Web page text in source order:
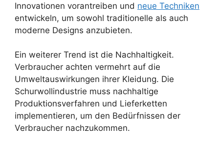
Innovationen vorantreiben und neue Techniken
entwickeln, um sowohl traditionelle als auch
moderne Designs anzubieten.
Ein weiterer Trend ist die Nachhaltigkeit.
Verbraucher achten vermehrt auf die
Umweltauswirkungen ihrer Kleidung. Die
Schurwollindustrie muss nachhaltige
Produktionsverfahren und Lieferketten
implementieren, um den Bedürfnissen der
Verbraucher nachzukommen.